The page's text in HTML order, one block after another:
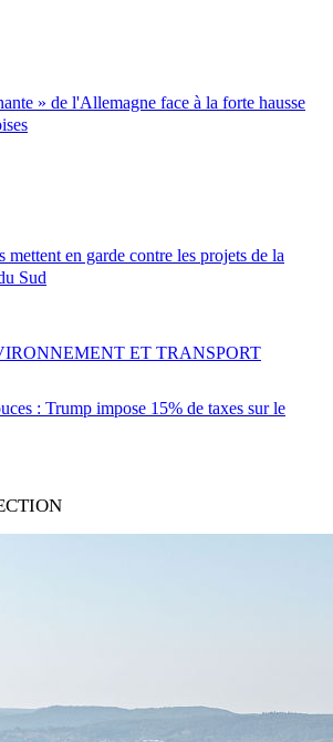
» de l'Allemagne face à la forte hausse
mettent en garde contre les projets de la
Sud
: Trump impose 15% de taxes sur le
ET TRANSPORT